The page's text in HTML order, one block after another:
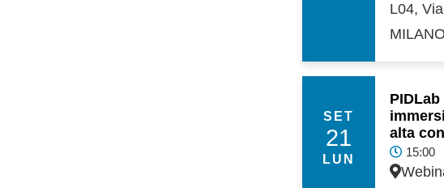
L04,
MILANO
SET
21
LUN
alta
15:00